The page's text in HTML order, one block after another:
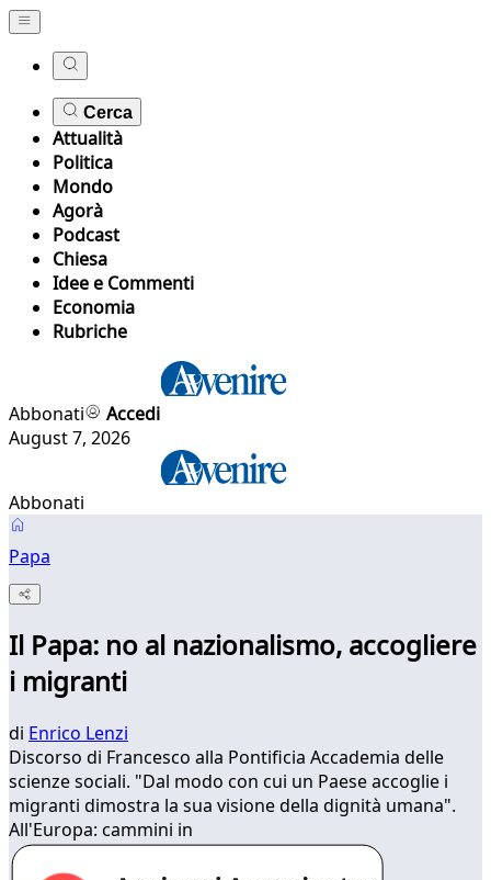
Cerca
Attualità
Politica
Mondo
Agorà
Podcast
Chiesa
Idee e Commenti
Economia
Rubriche
Abbonati
Accedi
August 7, 2026
Abbonati
Papa
Il Papa: no al nazionalismo, accogliere
i migranti
di Enrico Lenzi
Discorso di Francesco alla Pontificia Accademia delle
scienze sociali. "Dal modo con cui un Paese accoglie i
migranti dimostra la sua visione della dignità umana".
All'Europa: cammini in